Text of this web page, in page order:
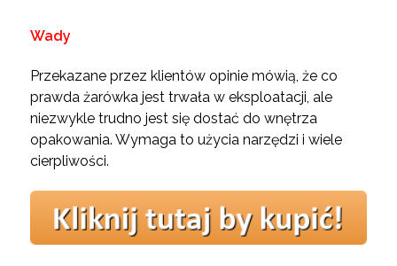
Wady
Przekazane przez klientów opinie mówią, że co
prawda żarówka jest trwała w eksploatacji, ale
niezwykle trudno jest się dostać do wnętrza
opakowania. Wymaga to użycia narzędzi i wiele
cierpliwości.